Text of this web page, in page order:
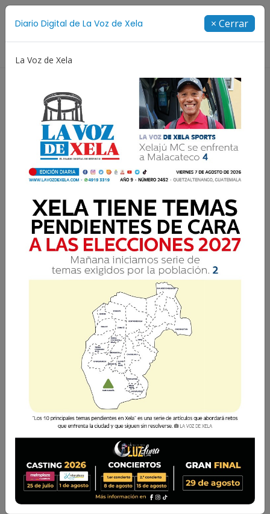
Diario Digital de La Voz de Xela × Cerrar
La Voz de Xela
Resultados para: Estudio Multimedia
ASÍ ES EL NUEVO ESTUDIO MULTIMEDIA DE LA VOZ
Es un espacio diseñado para fortalecer sus programas y
contenidos para una audiencia de más de 1.6 millones de
seguidores en sus plataformas digitales. Este moderno
estudio, inaugurado el 20 de febrero de 2025, forma
parte de la reci
y contenidos para una audiencia de más de 1.6
millones de seguidores en sus plataformas digitales.
Este moderno estudio, inaugurado el 20 de febrero
de 2025, forma parte de la reci...